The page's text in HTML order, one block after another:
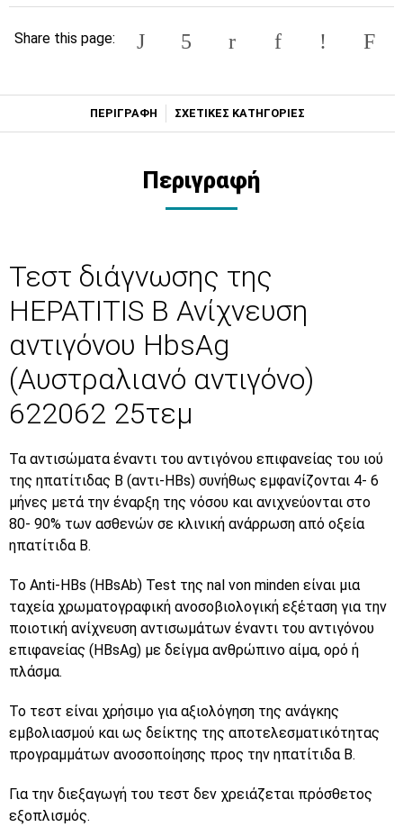
Share this page:
ΠΕΡΙΓΡΑΦΗ ΣΧΕΤΙΚΕΣ ΚΑΤΗΓΟΡΙΕΣ
Περιγραφή
Τεστ διάγνωσης της
HEPATITIS B Ανίχνευση
αντιγόνου HbsAg
(Αυστραλιανό αντιγόνο)
622062 25τεμ
Τα αντισώματα έναντι του αντιγόνου επιφανείας του ιού
της ηπατίτιδας Β (αντι-HBs) συνήθως εμφανίζονται 4- 6
μήνες μετά την έναρξη της νόσου και ανιχνεύονται στο
80- 90% των ασθενών σε κλινική ανάρρωση από οξεία
ηπατίτιδα Β.
Το Anti-HBs (HBsAb) Test της nal von minden είναι μια
ταχεία χρωματογραφική ανοσοβιολογική εξέταση για την
ποιοτική ανίχνευση αντισωμάτων έναντι του αντιγόνου
επιφανείας (HBsAg) με δείγμα ανθρώπινο αίμα, ορό ή
πλάσμα.
Το τεστ είναι χρήσιμο για αξιολόγηση της ανάγκης
εμβολιασμού και ως δείκτης της αποτελεσματικότητας
προγραμμάτων ανοσοποίησης προς την ηπατίτιδα Β.
Για την διεξαγωγή του τεστ δεν χρειάζεται πρόσθετος
εξοπλισμός.